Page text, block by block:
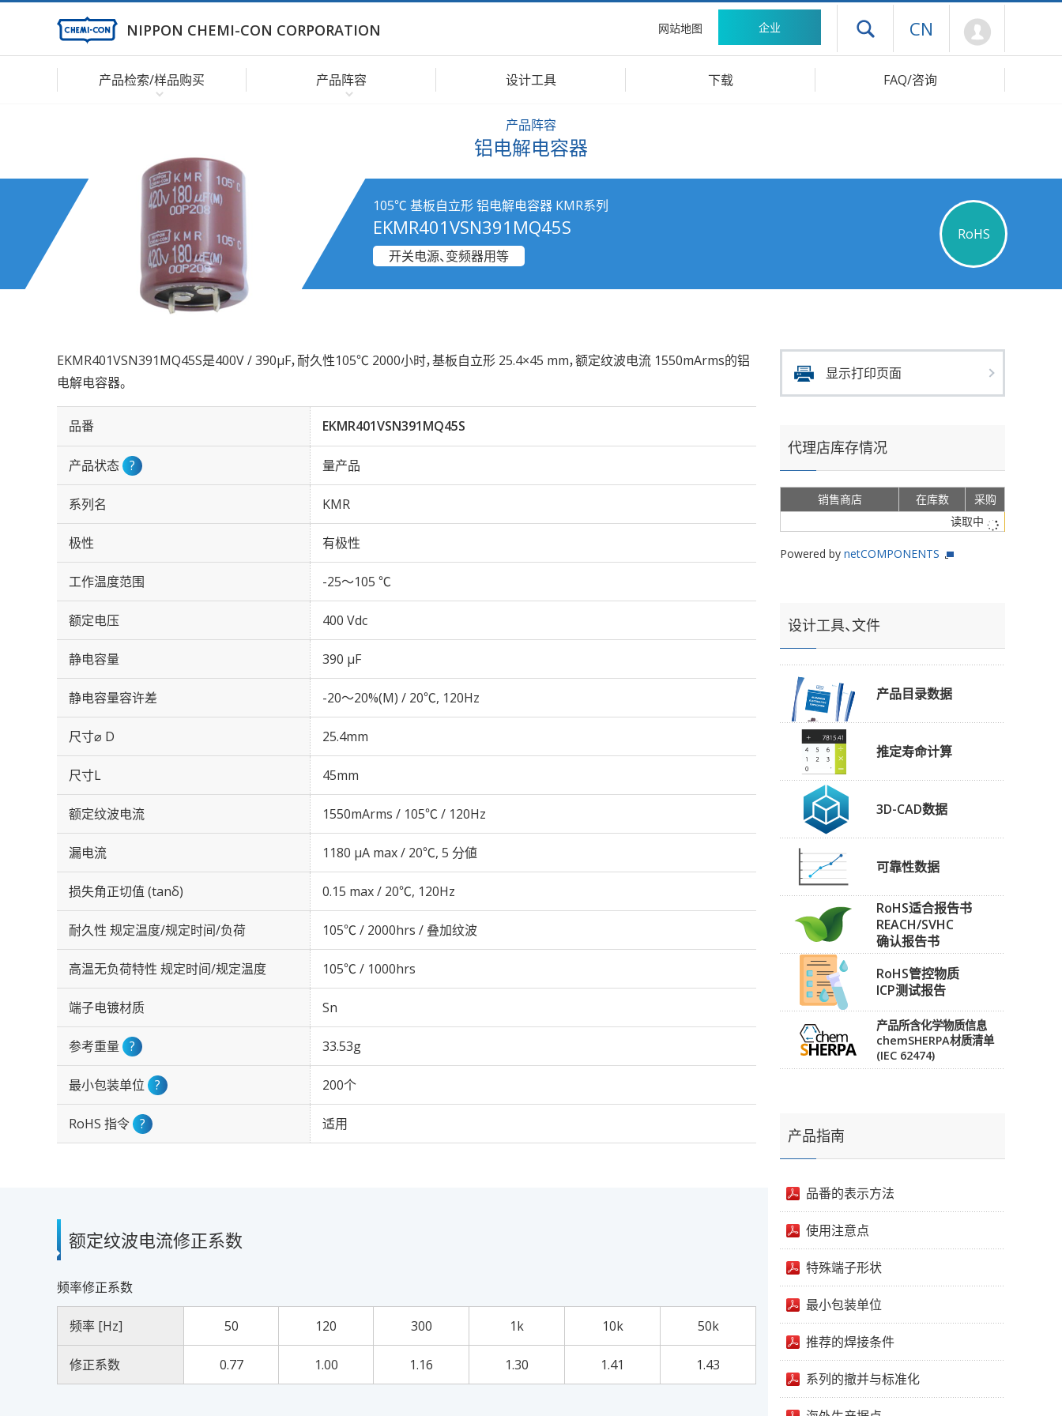
NIPPON CHEMI-CON CORPORATION 网站地图 企业 打开抽屉菜单
CN
产品检索/样品购买 产品阵容 设计工具 下载 FAQ/咨询
产品阵容
铝电解电容器
105℃ 基板自立形 铝电解电容器 KMR系列
EKMR401VSN391MQ45S
RoHS
开关电源、变频器用等
EKMR401VSN391MQ45S是400V / 390µF，耐久性105℃ 2000小时，基板自立形 25.4×45 mm，额定纹波电流 1550mArms的铝
电解电容器。
品番 EKMR401VSN391MQ45S
产品状态 ? 量产品
系列名 KMR
极性 有极性
工作温度范围 -25～105 ℃
额定电压 400 Vdc
静电容量 390 µF
静电容量容许差 -20～20%(M) / 20℃, 120Hz
尺寸⌀ D 25.4mm
尺寸L 45mm
额定纹波电流 1550mArms / 105℃ / 120Hz
漏电流 1180 μA max / 20℃, 5 分値
损失角正切值 (tanδ) 0.15 max / 20℃, 120Hz
耐久性 规定温度/规定时间/负荷 105℃ / 2000hrs / 叠加纹波
高温无负荷特性 规定时间/规定温度 105℃ / 1000hrs
端子电镀材质 Sn
参考重量 ? 33.53g
最小包装单位 ? 200个
RoHS 指令 ? 适用
额定纹波电流修正系数
频率修正系数
频率 [Hz] 50 120 300 1k 10k 50k
修正系数 0.77 1.00 1.16 1.30 1.41 1.43
显示打印页面
代理店库存情况
销售商店 在库数
采购
读取中
Powered by netCOMPONENTS
设计工具、文件
产品目录数据
推定寿命计算
3D-CAD数据
可靠性数据
RoHS适合报告书
REACH/SVHC
确认报告书
RoHS管控物质
ICP测试报告
产品所含化学物质信息
chemSHERPA材质清单
(IEC 62474)
产品指南
品番的表示方法
使用注意点
特殊端子形状
最小包装单位
推荐的焊接条件
系列的撤并与标准化